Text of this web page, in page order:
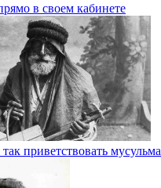
в своем кабинете
приветствовать